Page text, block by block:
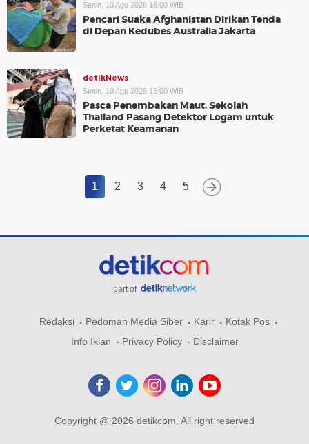
Senin, 10 Agu 2026 16:00 WIB
Pencari Suaka Afghanistan Dirikan Tenda
di Depan Kedubes Australia Jakarta
detikNews
Senin, 10 Agu 2026 15:00 WIB
Pasca Penembakan Maut, Sekolah
Thailand Pasang Detektor Logam untuk
Perketat Keamanan
1 2 3 4 5
part of
Redaksi Pedoman Media Siber Karir
Kotak Pos
Info Iklan
Privacy Policy Disclaimer
Copyright @ 2026 detikcom, All right reserved